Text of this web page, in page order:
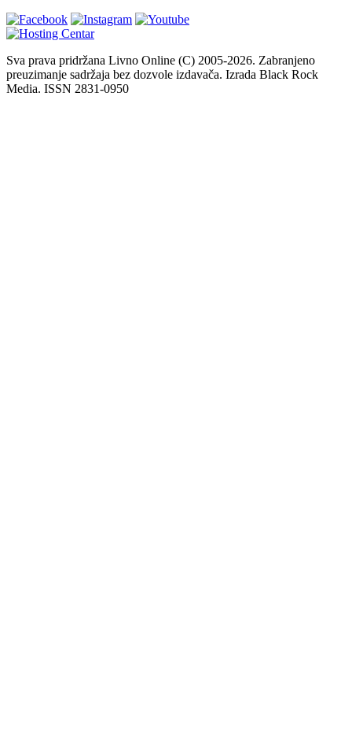
Sva prava pridržana Livno Online (C) 2005-2026. Zabranjeno
preuzimanje sadržaja bez dozvole izdavača. Izrada Black Rock
Media. ISSN 2831-0950